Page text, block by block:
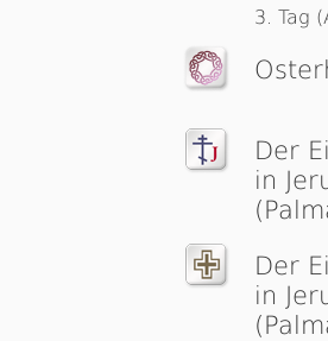
3. Tag
Der
in
Der
in